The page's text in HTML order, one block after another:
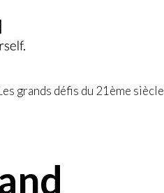
grands défis du 21ème siècle